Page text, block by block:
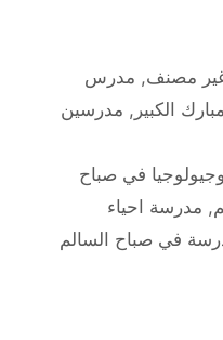
مصنف, مدرس
الكبير , مدرسين
في صباح
, مدرسة احياء
في صباح السالم